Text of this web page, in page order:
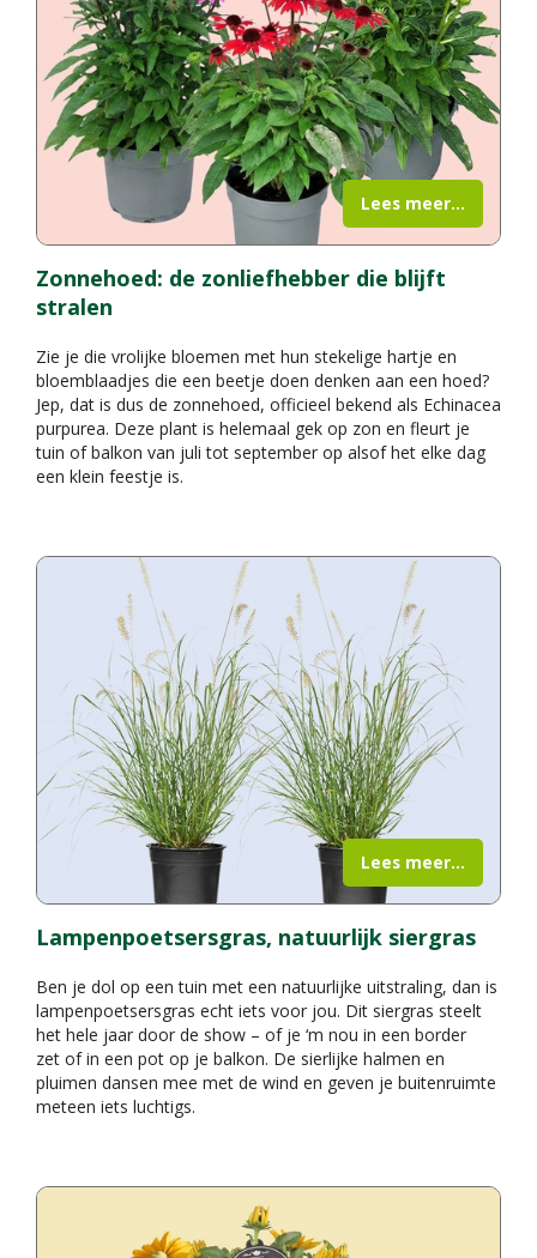
Zonnehoed: de zonliefhebber die blijft
stralen
Zie je die vrolijke bloemen met hun stekelige hartje en
bloemblaadjes die een beetje doen denken aan een hoed?
Jep, dat is dus de zonnehoed, officieel bekend als Echinacea
purpurea. Deze plant is helemaal gek op zon en fleurt je
tuin of balkon van juli tot september op alsof het elke dag
een klein feestje is.
Lees meer...
Lampenpoetsersgras, natuurlijk siergras
Ben je dol op een tuin met een natuurlijke uitstraling, dan is
lampenpoetsersgras echt iets voor jou. Dit siergras steelt
het hele jaar door de show – of je ‘m nou in een border
zet of in een pot op je balkon. De sierlijke halmen en
pluimen dansen mee met de wind en geven je buitenruimte
meteen iets luchtigs.
Lees meer...